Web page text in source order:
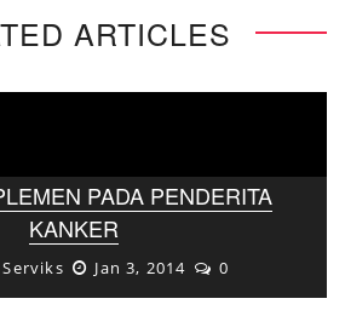
ARTICLES
PADA PENDERITA
KANKER
Jan 3, 2014 0